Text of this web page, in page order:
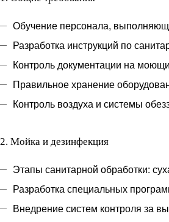
Обучение персонала,
Разработка инструкций по
Контроль документации на
Правильное хранение
Контроль воздуха и системы
2. Мойка и дезинфекция
Этапы санитарной обработки:
Разработка специальных
Внедрение систем контроля за